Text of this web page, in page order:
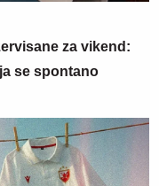
za vikend:
se spontano